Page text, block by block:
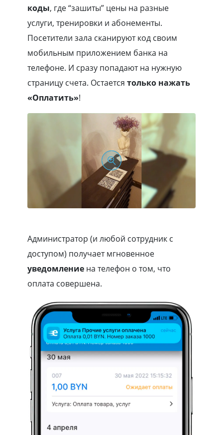
коды, где “зашиты” цены на разные
услуги, тренировки и абонементы.
Посетители зала сканируют код своим
мобильным приложением банка на
телефоне. И сразу попадают на нужную
страницу счета. Остается только нажать
«Оплатить»!
Администратор (и любой сотрудник c
доступом) получает мгновенное
уведомление на телефон о том, что
оплата совершена.